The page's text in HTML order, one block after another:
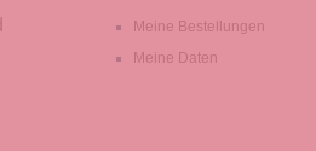
Meine Bestellungen
Meine Daten